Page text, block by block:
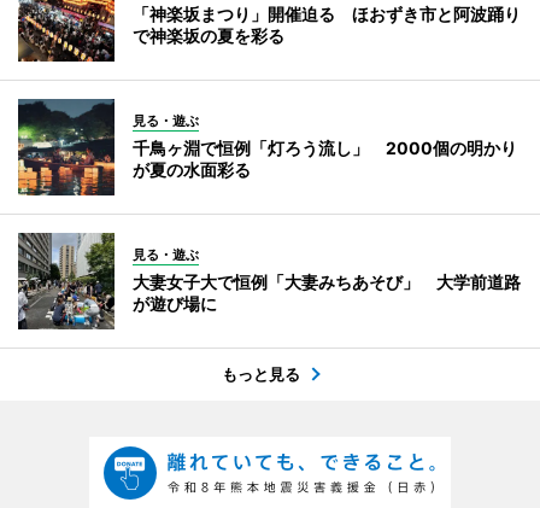
「神楽坂まつり」開催迫る ほおずき市と阿波踊り
で神楽坂の夏を彩る
見る・遊ぶ
千鳥ヶ淵で恒例「灯ろう流し」 2000個の明かり
が夏の水面彩る
見る・遊ぶ
大妻女子大で恒例「大妻みちあそび」 大学前道路
が遊び場に
もっと見る